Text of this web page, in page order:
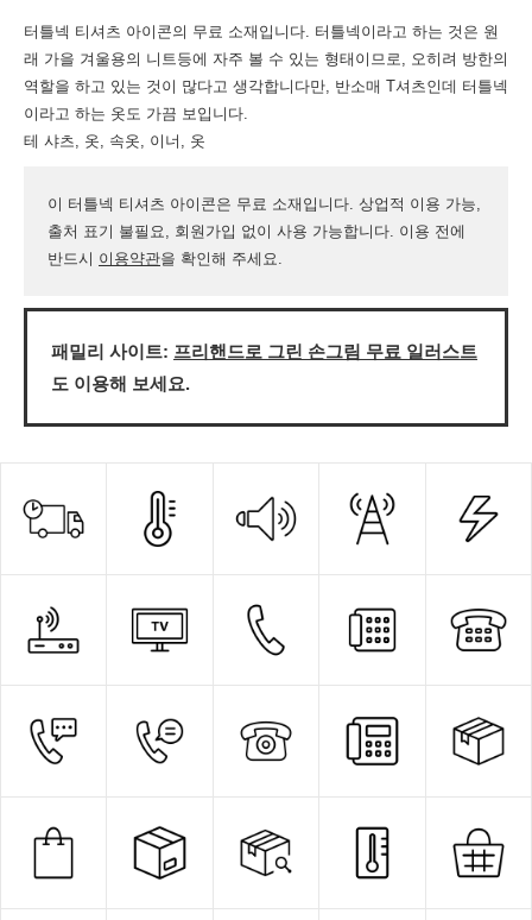
터틀넥 티셔츠 아이콘의 무료 소재입니다. 터틀넥이라고 하는 것은 원
래 가을 겨울용의 니트등에 자주 볼 수 있는 형태이므로, 오히려 방한의
역할을 하고 있는 것이 많다고 생각합니다만, 반소매 T셔츠인데 터틀넥
이라고 하는 옷도 가끔 보입니다.
테 샤츠, 옷, 속옷, 이너, 옷
이 터틀넥 티셔츠 아이콘은 무료 소재입니다. 상업적 이용 가능,
출처 표기 불필요, 회원가입 없이 사용 가능합니다. 이용 전에
반드시 이용약관을 확인해 주세요.
패밀리 사이트: 프리핸드로 그린 손그림 무료 일러스트
도 이용해 보세요.